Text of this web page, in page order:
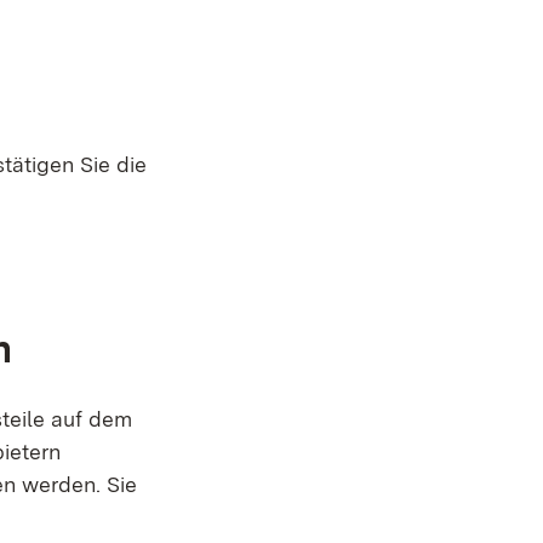
Sie die
auf dem
werden. Sie